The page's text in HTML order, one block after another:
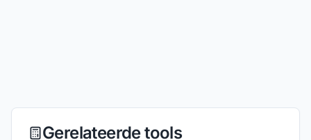
Gerelateerde tools